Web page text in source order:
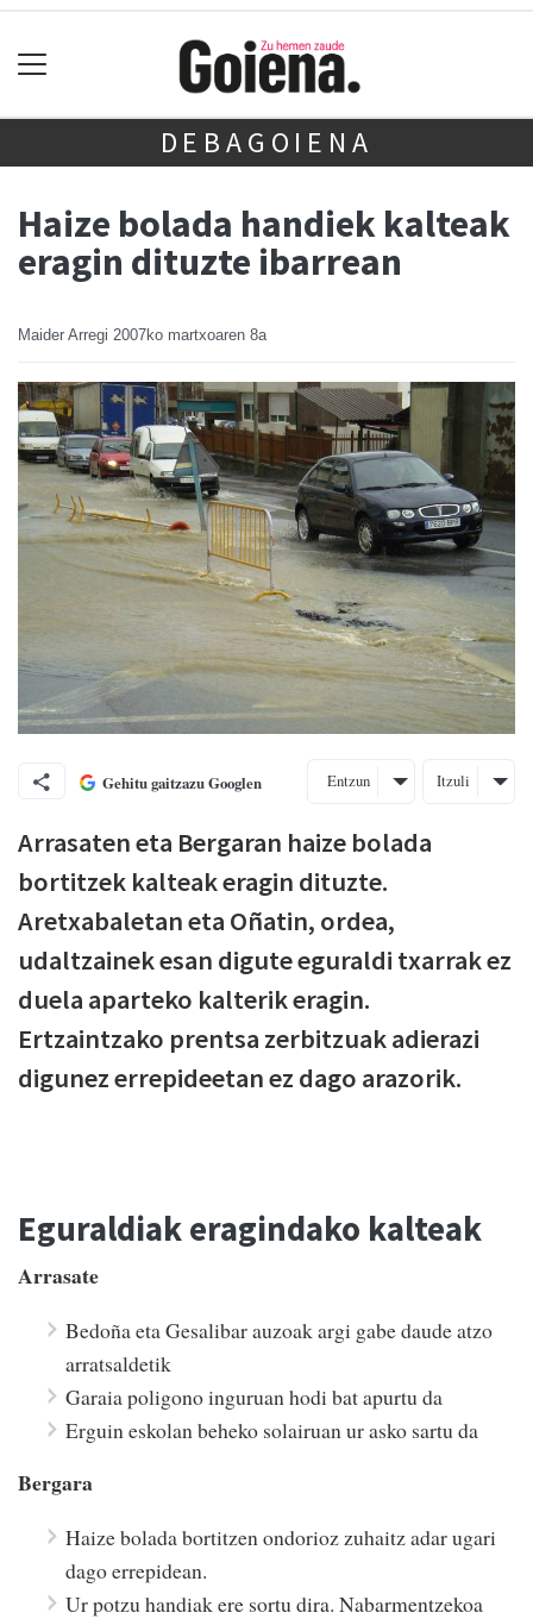
DEBAGOIENA
Haize bolada handiek kalteak
eragin dituzte ibarrean
Maider Arregi 2007ko martxoaren 8a
Gehitu gaitzazu Googlen Entzun Itzuli
Arrasaten eta Bergaran haize bolada
bortitzek kalteak eragin dituzte.
Aretxabaletan eta Oñatin, ordea,
udaltzainek esan digute eguraldi txarrak ez
duela aparteko kalterik eragin.
Ertzaintzako prentsa zerbitzuak adierazi
digunez errepideetan ez dago arazorik.
Eguraldiak eragindako kalteak
Arrasate
Bedoña eta Gesalibar auzoak argi gabe daude atzo
arratsaldetik
Garaia poligono inguruan hodi bat apurtu da
Erguin eskolan beheko solairuan ur asko sartu da
Bergara
Haize bolada bortitzen ondorioz zuhaitz adar ugari
dago errepidean.
Ur potzu handiak ere sortu dira. Nabarmentzekoa